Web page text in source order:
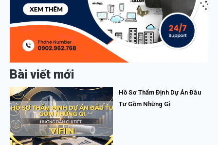
Bài viết mới
Hồ Sơ Thẩm Định Dự Án Đầu
Tư Gồm Những Gì